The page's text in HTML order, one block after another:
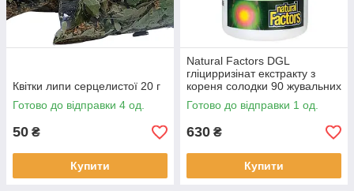
Квітки липи серцелистої 20 г
Готово до відправки 4 од.
50 ₴
Купити
Natural Factors DGL
гліцирризінат екстракту з
кореня солодки 90 жувальних
таблеток
Готово до відправки 1 од.
630 ₴
Купити